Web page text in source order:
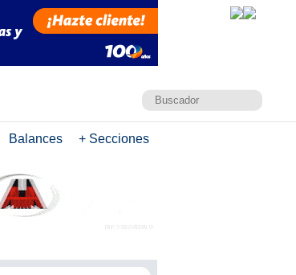
Balances + Secciones